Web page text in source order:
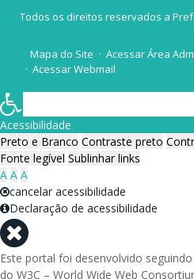
Todos os direitos reservados a
Mapa do Site
Acessar Área
Acessar Webmail
Acessibilidade
Preto e Branco Contraste preto
Fonte legível Sublinhar links
A A A
cancelar acessibilidade
Declaração de acessibilidade
Este portal foi desenvolvido
do W3C – World Wide Web